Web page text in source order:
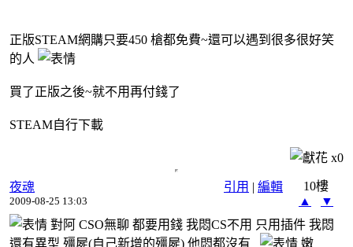
正版STEAM網購只要450 槍都免費~還可以遇到很多很好笑
的人
買了正版之後~就不用再付錢了
STEAM自行下載
x0
引用 | 編輯
夜魂
2009-08-25 13:03
10樓
▲
▼
對阿 CSO無聊 都要用錢 我悶CS不用 只用插件 我悶
還有異型 殭屍(自己新增的殭屍) 他悶都沒有
嫩